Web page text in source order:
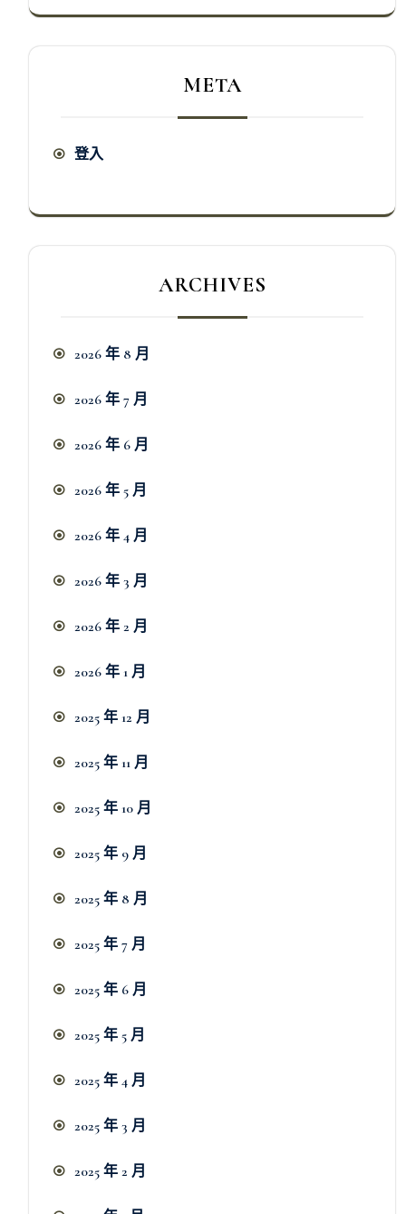
META
登入
ARCHIVES
2026 年 8 月
2026 年 7 月
2026 年 6 月
2026 年 5 月
2026 年 4 月
2026 年 3 月
2026 年 2 月
2026 年 1 月
2025 年 12 月
2025 年 11 月
2025 年 10 月
2025 年 9 月
2025 年 8 月
2025 年 7 月
2025 年 6 月
2025 年 5 月
2025 年 4 月
2025 年 3 月
2025 年 2 月